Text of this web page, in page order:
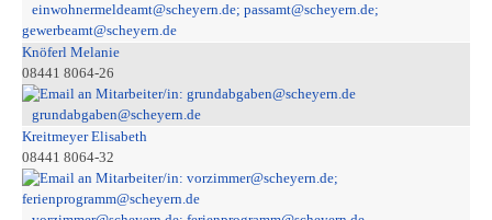
einwohnermeldeamt@scheyern.de; passamt@scheyern.de;
gewerbeamt@scheyern.de
Knöferl Melanie
08441 8064-26
grundabgaben@scheyern.de
Kreitmeyer Elisabeth
08441 8064-32